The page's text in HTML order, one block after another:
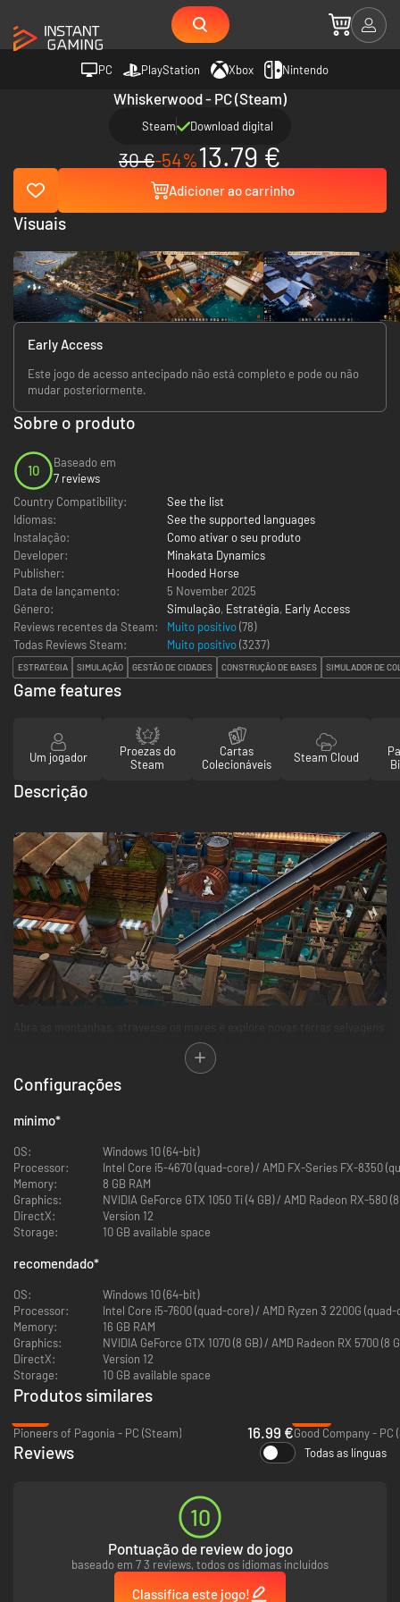
PC PlayStation Xbox Nintendo
Whiskerwood - PC (Steam)
Steam Download digital
30 €-54%13.79 €
Adicioner ao carrinho
Early Access
Este jogo de acesso antecipado não está completo e pode ou não
mudar posteriormente.
Sobre o produto
10
Baseado em
7 reviews
Country Compatibility:
See the list
Idiomas:
See the supported languages
Instalação:
Como ativar o seu produto
Developer:
Minakata Dynamics
Publisher:
Hooded Horse
Data de lançamento:
5 November 2025
Género:
Simulação, Estratégia, Early Access
Reviews recentes da Steam:
Muito positivo(78)
Todas Reviews Steam:
Muito positivo(3237)
ESTRATÉGIA SIMULAÇÃO GESTÃO DE CIDADES CONSTRUÇÃO DE BASES SIMULADOR DE
Visuais
Game features
Um jogador
Proezas do
Steam
Cartas
Colecionáveis
Steam Cloud
Descrição
para contruir gradiosas cidades: a engenhosidade dos humildes ratos é a
atração principal em Whiskerwood. Você estabelecerá sistemas de
automação elaborados para gerenciar suas complexas cadeias de
produção de forma eficiente ao mesmo tempo em que lidará com as
O domínio dos gatos se expande mais e mais, cruzando até mesmo os
mares e forçando os ratos a saírem de suas casas em perigosas jornadas.
Ao chegarem de navio em ilhas intocadas, ricas com todo tipo de recurso,
as demandas cada vez maiores de seus mestres felinos.
As cidades de Whiskerwood são construídas em ilhas, cujo espaço
roedores para construir em direção aos céus ou cavar nas
profundezas da terra, nos penhascos e nas montanhas espalhados
pelo terreno para aproveitar ao máximo o espaço disponível.
Crescer na vertical é a chave para o sucesso em Whiskerwood, e lhe
dará tanto grandes oportunidades quanto desafios.
O seu navio levará uma reserva inicial de recursos e um grupo de
ratos, mas você deve se apressar para estabelecer as estruturas
Configurações
mínimo*
OS:
Windows 10 (64-bit)
Processor:
Intel Core i5-4670 (quad-core) / AMD FX-Series
Memory:
8 GB RAM
Graphics:
NVIDIA GeForce GTX 1050 Ti (4 GB) / AMD Radeon RX-580
DirectX:
Version 12
Storage:
10 GB available space
recomendado*
OS:
Windows 10 (64-bit)
Processor:
Intel Core i5-7600 (quad-core) / AMD Ryzen 3 2200G (quad-
Memory:
16 GB RAM
Graphics:
NVIDIA GeForce GTX 1070 (8 GB) / AMD Radeon RX 5700 (8
DirectX:
Version 12
Storage:
10 GB available space
Produtos similares
Pioneers of Pagonia - PC (Steam)
16.99 €Good Company - PC
Reviews Todas as línguas
10
Pontuação de review do jogo
baseado em 7 3 reviews, todos os idiomas incluídos
Classifica este jogo!